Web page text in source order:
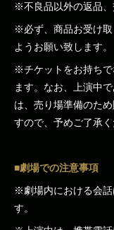
※不良品以外の返品、
※必ず、商品お受け
ようお願い致します。
※チケットをお持ち
ます。なお、上演中
は、売り場準備のた
すので、予めご了承く
■劇場での注意事項
※劇場内における会話
す。